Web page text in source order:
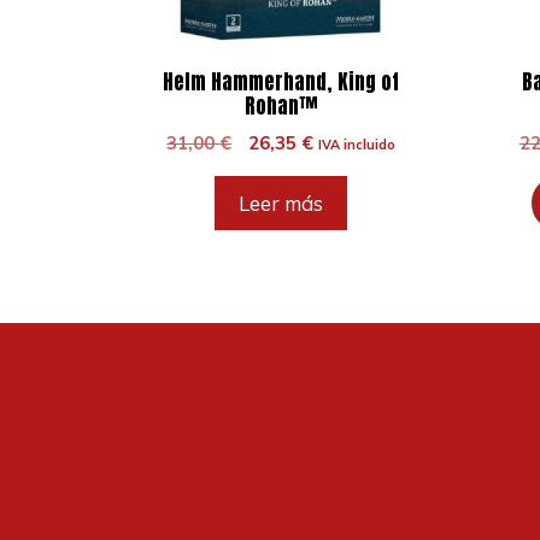
Helm Hammerhand, King of
Rohan™
31,00€
El
original
era:
26,35 €El
es:
IVA incluido
Leer más